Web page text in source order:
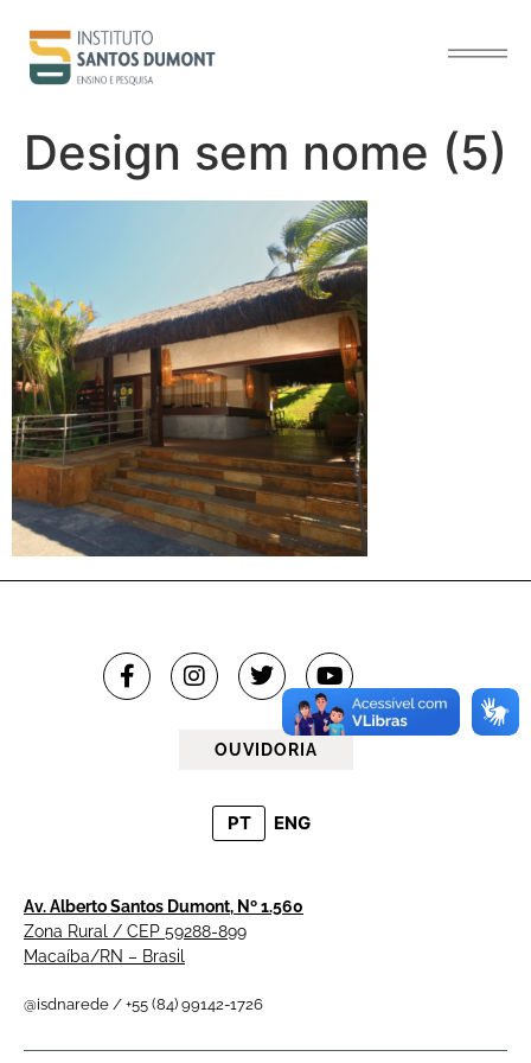
conteúdo
Design sem nome (5)
OUVIDORIA
PT ENG
Av. Alberto Santos Dumont, Nº 1.560
Zona Rural / CEP 59288-899
Macaíba/RN – Brasil
@isdnarede / +55 (84) 99142-1726